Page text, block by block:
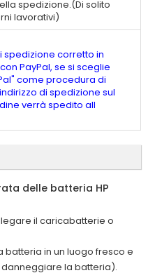
spedizione.(Di solito
lavorativi)
spedizione corretto in
PayPal, se si sceglie
come procedura di
di spedizione sul
verrà spedito all
delle batteria HP
il caricabatterie o
batteria in un luogo fresco e
la batteria).